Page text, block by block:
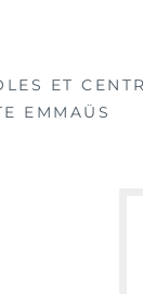
ET
EMMAÜS